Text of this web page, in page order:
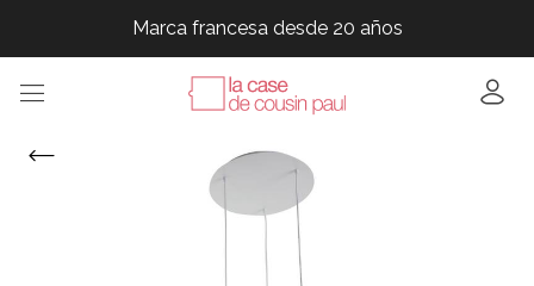
Marca francesa desde 20 años
Marca francesa desde 20 años
Marca francesa desde 20 años